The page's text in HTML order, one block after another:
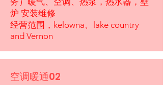
炉 安装维修
经营范围，kelowna、lake country
and Vernon
空调暖通02